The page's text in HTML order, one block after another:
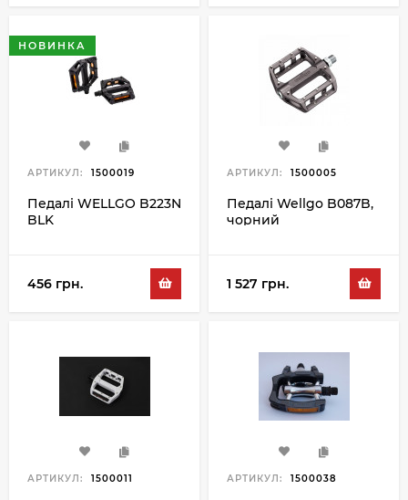
НОВИНКА
АРТИКУЛ: 1500019
Педалі WELLGO B223N
BLK
456 грн.
АРТИКУЛ: 1500005
Педалі Wellgo B087B,
чорний
1 527 грн.
АРТИКУЛ: 1500011 АРТИКУЛ: 1500038